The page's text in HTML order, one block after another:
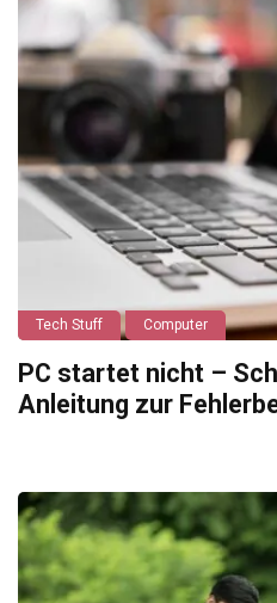
Tech Stuff Computer
PC startet nicht –
Anleitung zur